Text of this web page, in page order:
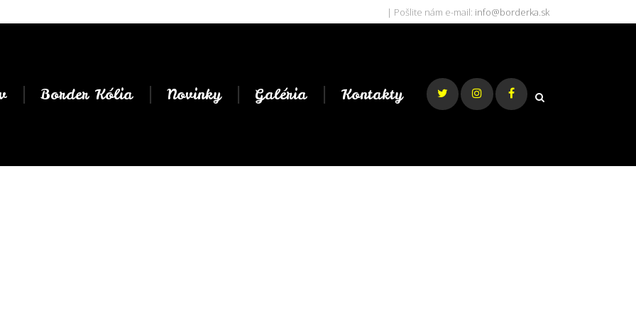
| Pošlite nám e-mail: info@borderka.sk
Border Kólia Novinky Galéria Kontakty